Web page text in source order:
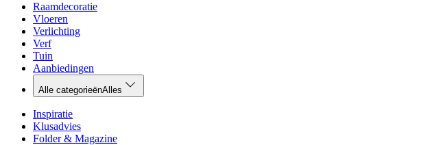
Raamdecoratie
Vloeren
Verlichting
Verf
Tuin
Aanbiedingen
Alle categorieënAlles
Inspiratie
Klusadvies
Folder & Magazine